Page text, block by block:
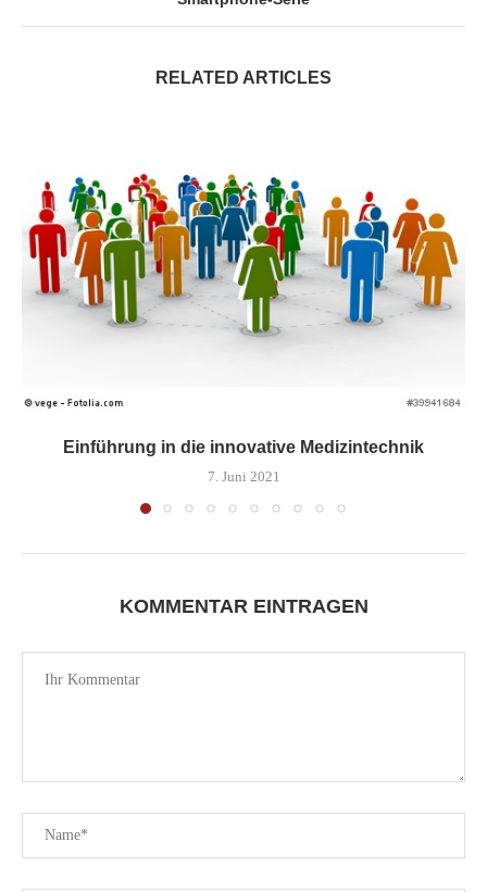
RELATED ARTICLES
Einführung in die innovative Medizintechnik
7. Juni 2021
KOMMENTAR EINTRAGEN